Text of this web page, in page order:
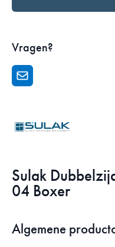
Vragen?
Sulak
04 Boxer
Algemene